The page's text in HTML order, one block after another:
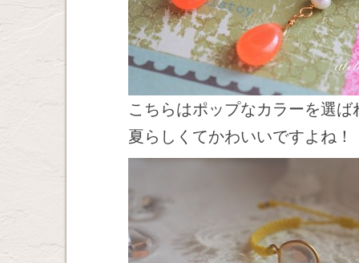
こちらはポップなカラーを選ば
夏らしくてかわいいですよね！